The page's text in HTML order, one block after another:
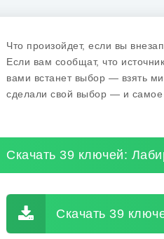
Что произойдет, если вы
Если вам сообщат, что
вами встанет выбор — взять
сделали свой выбор — и самое
Скачать 39 ключей:
Скачать 39